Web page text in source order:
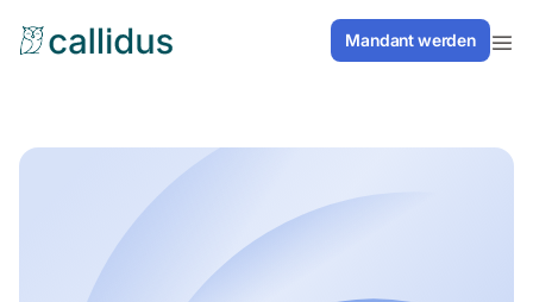
Mandant werden
Mandant werden
Mandant werden
Mandant werden